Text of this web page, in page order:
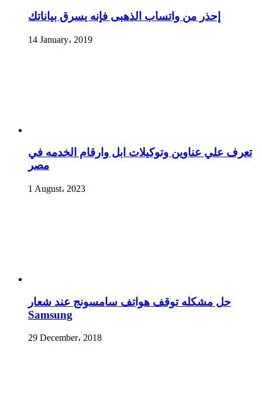
إحذر من واتساب الذهبى فإنه يسرق بياناتك
14 January، 2019
تعرف علي عناوين وتوكيلات ابل وارقام الخدمه في
مصر
1 August، 2023
حل مشكله توقف هواتف سامسونج عند شعار
Samsung
29 December، 2018